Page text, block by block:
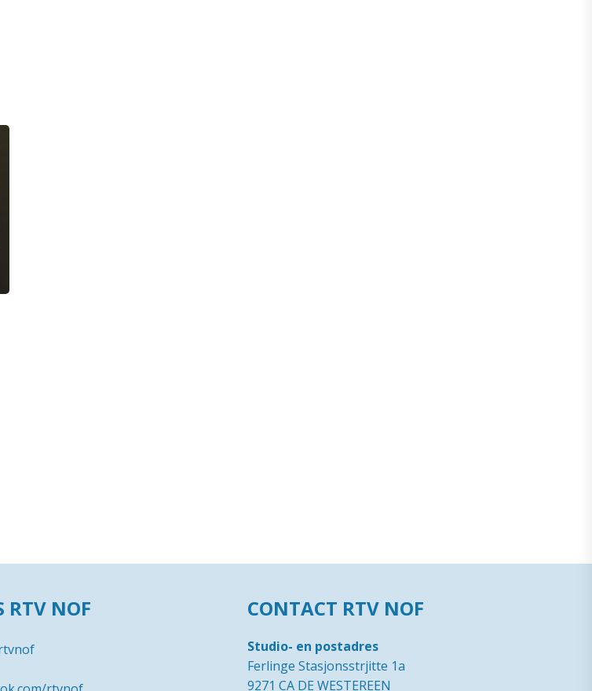
RTV NOF CONTACT RTV NOF
Studio- en postadres
Ferlinge Stasjonsstrjitte 1a
9271 CA DE WESTEREEN